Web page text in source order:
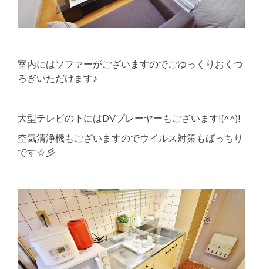
室内にはソファーがございますのでごゆっくりおくつ
ろぎいただけます♪
大型テレビの下にはDVプレーヤーもございます!(^^)!
空気清浄機もございますのでウイルス対策もばっちり
です☆彡